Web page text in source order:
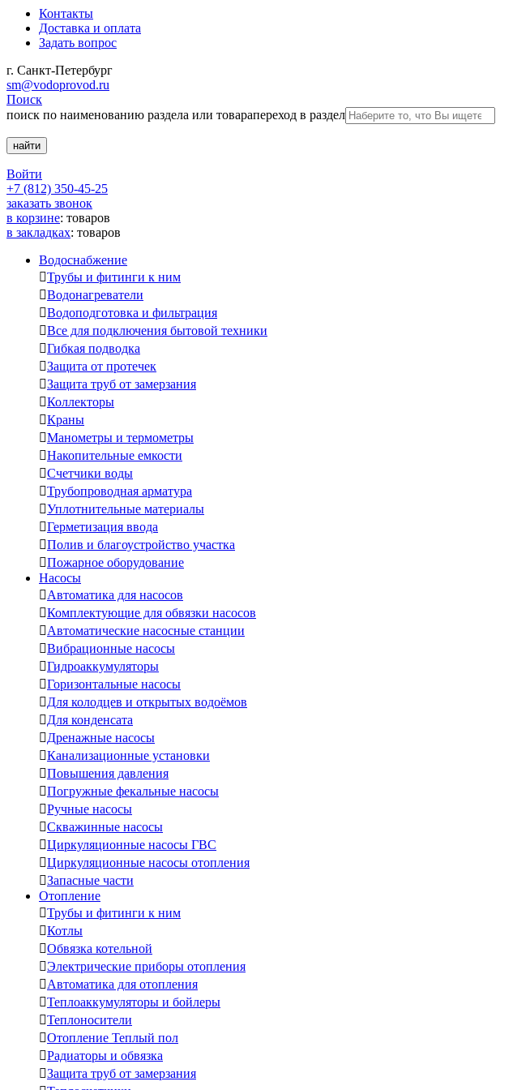
Контакты
Доставка и оплата
Задать вопрос
г. Санкт-Петербург
sm@vodoprovod.ru
Поиск
поиск по наименованию раздела или товарапереход в раздел
Войти
+7 (812) 350-45-25
заказать звонок
в корзине: товаров
в закладках: товаров
Водоснабжение
Трубы и фитинги к ним
Водонагреватели
Водоподготовка и фильтрация
Все для подключения бытовой техники
Гибкая подводка
Защита от протечек
Защита труб от замерзания
Коллекторы
Краны
Манометры и термометры
Накопительные емкости
Счетчики воды
Трубопроводная арматура
Уплотнительные материалы
Герметизация ввода
Полив и благоустройство участка
Пожарное оборудование
Насосы
Автоматика для насосов
Комплектующие для обвязки насосов
Автоматические насосные станции
Вибрационные насосы
Гидроаккумуляторы
Горизонтальные насосы
Для колодцев и открытых водоёмов
Для конденсата
Дренажные насосы
Канализационные установки
Повышения давления
Погружные фекальные насосы
Ручные насосы
Скважинные насосы
Циркуляционные насосы ГВС
Циркуляционные насосы отопления
Запасные части
Отопление
Трубы и фитинги к ним
Котлы
Обвязка котельной
Электрические приборы отопления
Автоматика для отопления
Теплоаккумуляторы и бойлеры
Теплоносители
Отопление Теплый пол
Радиаторы и обвязка
Защита труб от замерзания